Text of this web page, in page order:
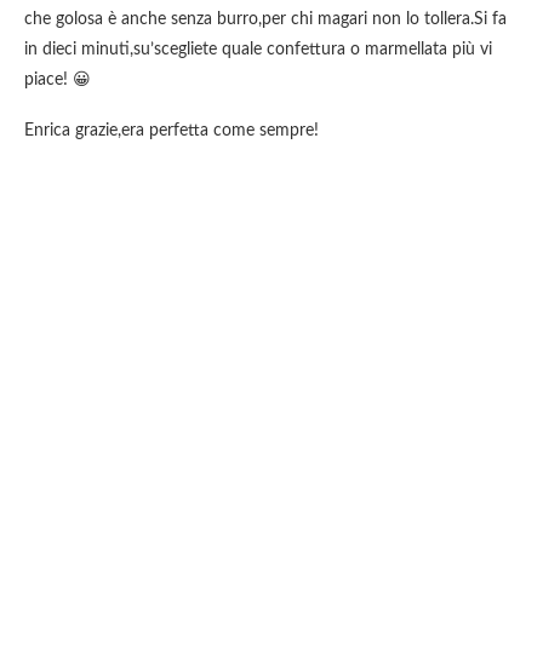
che golosa è anche senza burro,per chi magari non lo tollera.Si fa
in dieci minuti,su’scegliete quale confettura o marmellata più vi
piace! 😀
Enrica grazie,era perfetta come sempre!